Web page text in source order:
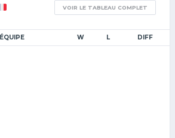
VOIR LE TABLEAU COMPLET
ÉQUIPE W L DIFF